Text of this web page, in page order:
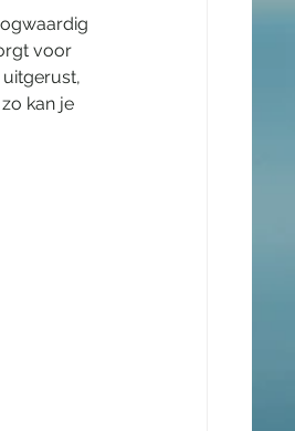
voor
kan je